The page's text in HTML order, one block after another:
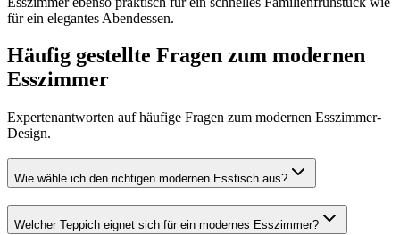
für ein elegantes Abendessen.
Häufig gestellte Fragen zum modernen
Esszimmer
Expertenantworten auf häufige Fragen zum modernen Esszimmer-
Design.
Wie wähle ich den richtigen modernen Esstisch aus?
Welcher Teppich eignet sich für ein modernes Esszimmer?